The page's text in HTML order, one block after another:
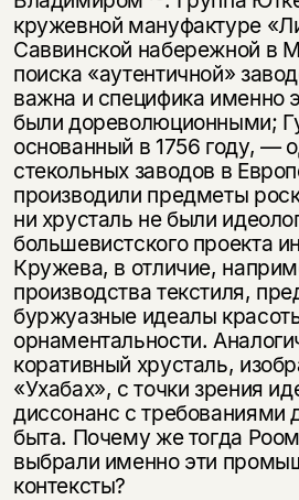
кружевной мануфактуре
Саввинской набережной в
поиска «аутентичной»
важна и специфика именно
были дореволюционными;
основанный в 1756 году, —
стекольных заводов в
производили предметы
ни хрусталь не были
большевистского проекта
Кружева, в отличие,
производства текстиля,
буржуазные идеалы
орнаментальности.
коративный хрусталь,
«Ухабах», с точки зрения
диссонанс с требованиями
быта. Почему же тогда
выбрали именно эти
контексты?